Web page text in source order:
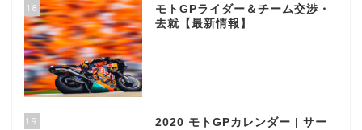
18
モトGPライダー＆チーム交渉・
去就【最新情報】
19
2020 モトGPカレンダー | サー